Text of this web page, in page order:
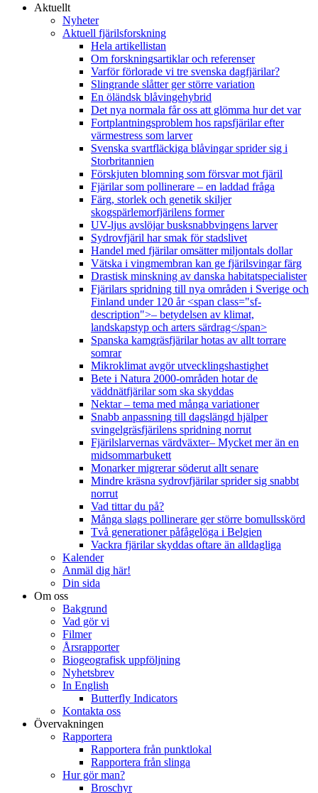
Aktuellt
Nyheter
Aktuell fjärilsforskning
Hela artikellistan
Om forskningsartiklar och referenser
Varför förlorade vi tre svenska dagfjärilar?
Slingrande slåtter ger större variation
En öländsk blåvingehybrid
Det nya normala får oss att glömma hur det var
Fortplantningsproblem hos rapsfjärilar efter
värmestress som larver
Svenska svartfläckiga blåvingar sprider sig i
Storbritannien
Förskjuten blomning som försvar mot fjäril
Fjärilar som pollinerare – en laddad fråga
Färg, storlek och genetik skiljer
skogspärlemorfjärilens former
UV-ljus avslöjar busksnabbvingens larver
Sydrovfjäril har smak för stadslivet
Handel med fjärilar omsätter miljontals dollar
Vätska i vingmembran kan ge fjärilsvingar färg
Drastisk minskning av danska habitatspecialister
Fjärilars spridning till nya områden i Sverige och
Finland under 120 år <span class="sf-
description">– betydelsen av klimat,
landskapstyp och arters särdrag</span>
Spanska kamgräsfjärilar hotas av allt torrare
somrar
Mikroklimat avgör utvecklingshastighet
Bete i Natura 2000-områden hotar de
väddnätfjärilar som ska skyddas
Nektar – tema med många variationer
Snabb anpassning till dagslängd hjälper
svingelgräsfjärilens spridning norrut
Fjärilslarvernas värdväxter– Mycket mer än en
midsommarbukett
Monarker migrerar söderut allt senare
Mindre kräsna sydrovfjärilar sprider sig snabbt
norrut
Vad tittar du på?
Många slags pollinerare ger större bomullsskörd
Två generationer påfågelöga i Belgien
Vackra fjärilar skyddas oftare än alldagliga
Kalender
Anmäl dig här!
Din sida
Om oss
Bakgrund
Vad gör vi
Filmer
Årsrapporter
Biogeografisk uppföljning
Nyhetsbrev
In English
Butterfly Indicators
Kontakta oss
Övervakningen
Rapportera
Rapportera från punktlokal
Rapportera från slinga
Hur gör man?
Broschyr